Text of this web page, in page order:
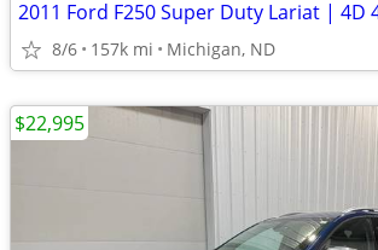
8/6 157k mi Michigan, ND
$22,995